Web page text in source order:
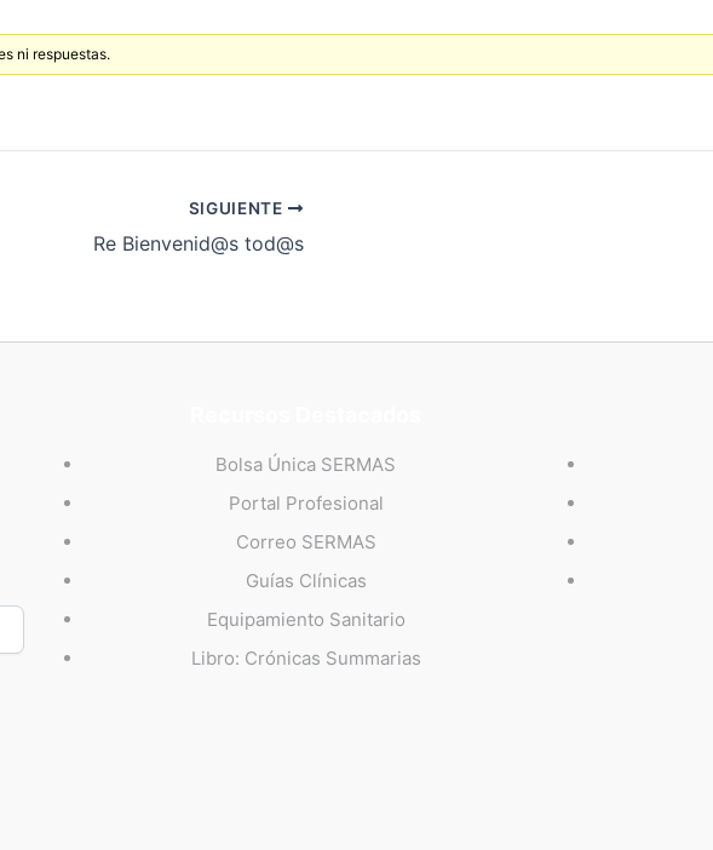
ni respuestas.
SIGUIENTE
Re Bienvenid@s tod@s
Bolsa Única SERMAS
Portal Profesional
Correo SERMAS
Guías Clínicas
Equipamiento Sanitario
Libro: Crónicas Summarias